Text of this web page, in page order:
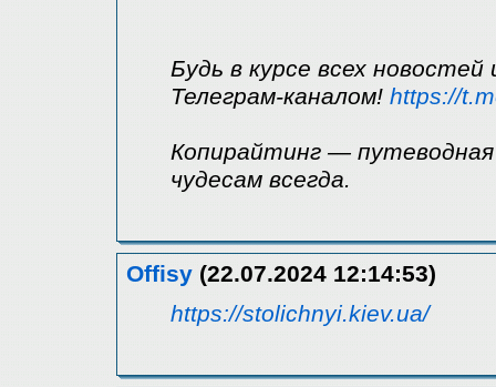
Будь в курсе всех
Телеграм-каналом! https://
Копирайтинг —
чудесам всегда.
Offisy (22.07.2024 12:14:53)
https://stolichnyi.kiev.ua/